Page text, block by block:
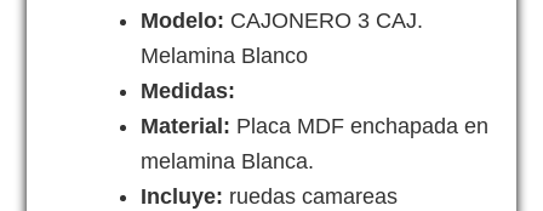
Modelo: CAJONERO 3 CAJ.
Melamina Blanco
Medidas:
Material: Placa MDF enchapada en
melamina Blanca.
Incluye: ruedas camareas